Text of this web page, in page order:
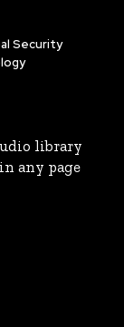
Security
library
any page